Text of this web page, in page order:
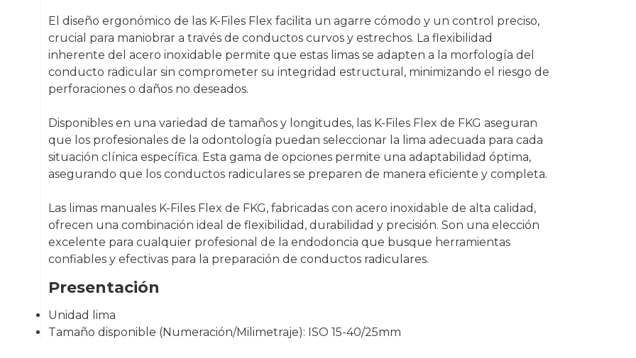
El diseño ergonómico de las K-Files Flex facilita un agarre cómodo y un control preciso,
crucial para maniobrar a través de conductos curvos y estrechos. La flexibilidad
inherente del acero inoxidable permite que estas limas se adapten a la morfología del
conducto radicular sin comprometer su integridad estructural, minimizando el riesgo de
perforaciones o daños no deseados.
Disponibles en una variedad de tamaños y longitudes, las K-Files Flex de FKG aseguran
que los profesionales de la odontología puedan seleccionar la lima adecuada para cada
situación clínica específica. Esta gama de opciones permite una adaptabilidad óptima,
asegurando que los conductos radiculares se preparen de manera eficiente y completa.
Las limas manuales K-Files Flex de FKG, fabricadas con acero inoxidable de alta calidad,
ofrecen una combinación ideal de flexibilidad, durabilidad y precisión. Son una elección
excelente para cualquier profesional de la endodoncia que busque herramientas
confiables y efectivas para la preparación de conductos radiculares.
Presentación
Unidad lima
Tamaño disponible (Numeración/Milimetraje): ISO 15-40/25mm